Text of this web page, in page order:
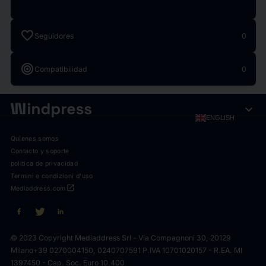
favorite Seguidores 0
target Compatibilidad 0
ENGLISH expand_more
Quienes somos
Contacto y soporte
política de privacidad
Termini e condizioni d'uso
open_in_new
Mediaddress.com
© 2023 Copyright Mediaddress Srl - Via Compagnoni 30, 20129
Milano+39 0270004150, 0240707591 P.IVA 10701020157 - R.EA. MI
1397450 - Cap. Soc. Euro 10.400